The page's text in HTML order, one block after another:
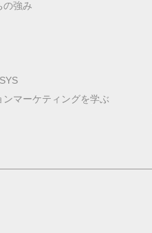
の強み
ンマーケティングを学ぶ